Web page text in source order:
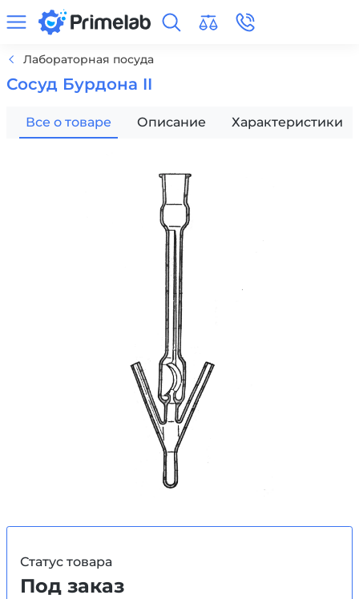
Лабораторная посуда
Сосуд Бурдона II
Все о товаре Описание Характеристики
Статус товара
Под заказ